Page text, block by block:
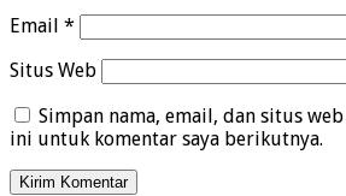
Email *
Situs Web
Simpan nama, email, dan situs
ini untuk komentar saya berikutnya.